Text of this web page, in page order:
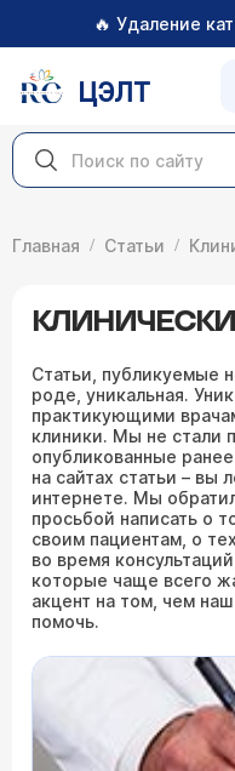
🔥 Удаление
ЦЭЛТ
Главная Статьи
Статьи, публикуемые
роде, уникальная.
практикующими
клиники. Мы не стали
опубликованные
на сайтах статьи – вы
интернете. Мы
просьбой написать о
своим пациентам, о
во время
которые чаще всего
акцент на том, чем
помочь.